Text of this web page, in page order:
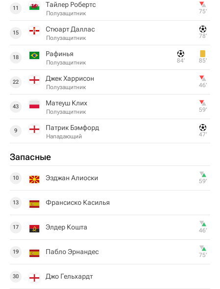
11 Тайлер Робертс
Полузащитник 75‎’‎
15 Стюарт Даллас
Полузащитник 78‎’‎
18 Рафинья
Полузащитник 84‎’‎ 85‎’‎
22 Джек Харрисон
Полузащитник 46‎’‎
43 Матеуш Клих
Полузащитник 59‎’‎
9 Патрик Бэмфорд
Нападающий 47‎’‎
Запасные
10 Эзджан Алиоски 59‎’‎
13 Франсиско Касилья
17 Элдер Кошта 46‎’‎
19 Пабло Эрнандес 75‎’‎
30 Джо Гельхардт